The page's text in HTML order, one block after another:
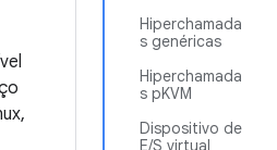
Hiperchamada
s genéricas
Hiperchamada
s pKVM
Dispositivo de
E/S virtual